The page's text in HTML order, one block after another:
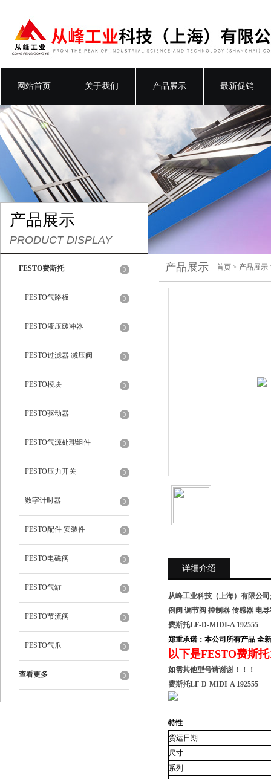
网站首页 关于我们 产品展示 最新促销
产品展示
PRODUCT DISPLAY
FESTO费斯托
FESTO气路板
FESTO液压缓冲器
FESTO过滤器 减压阀
FESTO模块
FESTO驱动器
FESTO气源处理组件
FESTO压力开关
数字计时器
FESTO配件 安装件
FESTO电磁阀
FESTO气缸
FESTO节流阀
FESTO气爪
查看更多
产品展示 首页 > 产品展示
详细介绍
从峰工业科技（上海）有限公
例阀 调节阀 控制器 传感器 电
费斯托LF-D-MIDI-A 192555
郑重承诺：本公司所有产品 全
以下是FESTO费斯
如需其他型号请谢谢！！！
费斯托LF-D-MIDI-A 192555
特性
货运日期
尺寸
系列